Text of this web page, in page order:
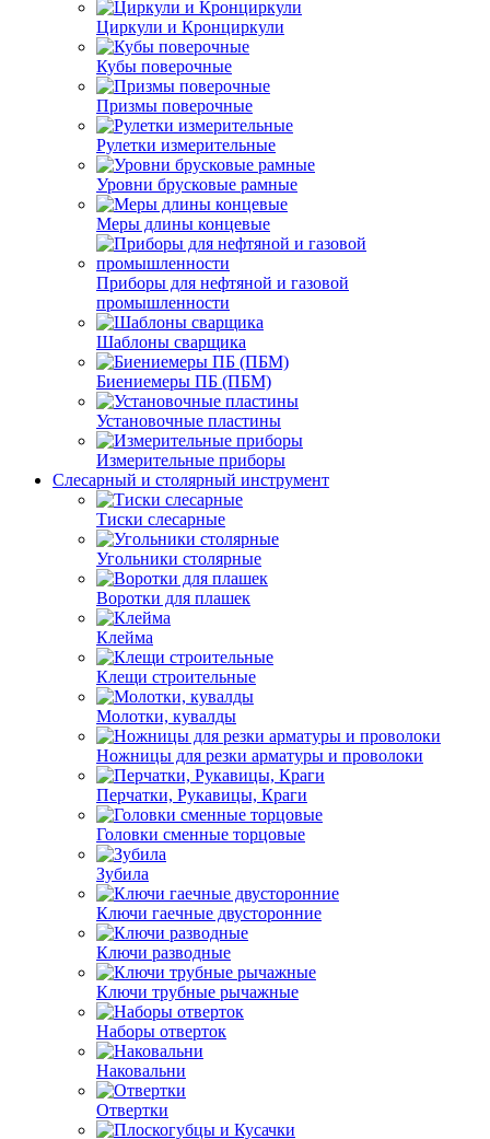
Циркули и Кронциркули
Кубы поверочные
Призмы поверочные
Рулетки измерительные
Уровни брусковые рамные
Меры длины концевые
Приборы для нефтяной и газовой
промышленности
Шаблоны сварщика
Биениемеры ПБ (ПБМ)
Установочные пластины
Измерительные приборы
Слесарный и столярный инструмент
Тиски слесарные
Угольники столярные
Воротки для плашек
Клейма
Клещи строительные
Молотки, кувалды
Ножницы для резки арматуры и проволоки
Перчатки, Рукавицы, Краги
Головки сменные торцовые
Зубила
Ключи гаечные двусторонние
Ключи разводные
Ключи трубные рычажные
Наборы отверток
Наковальни
Отвертки